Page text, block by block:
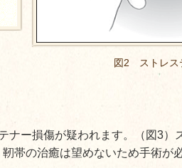
図2 ストレス
ナー損傷が疑われます。（図3）
帯の治癒は望めないため手術が